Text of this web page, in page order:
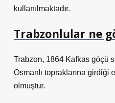
kullanılmaktadır.
Trabzonlular ne
Trabzon, 1864 Kafkas göçü
Osmanlı topraklarına girdiği
olmuştur.